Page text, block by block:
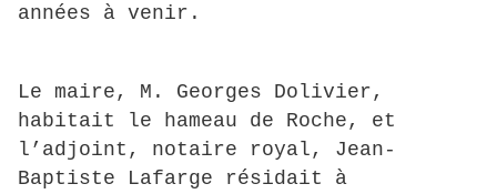
années à venir.
Le maire, M. Georges Dolivier,
habitait le hameau de Roche, et
l’adjoint, notaire royal, Jean-
Baptiste Lafarge résidait à